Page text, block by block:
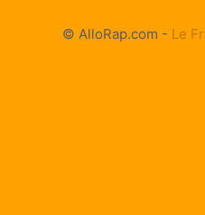
© AlloRap.com - Le